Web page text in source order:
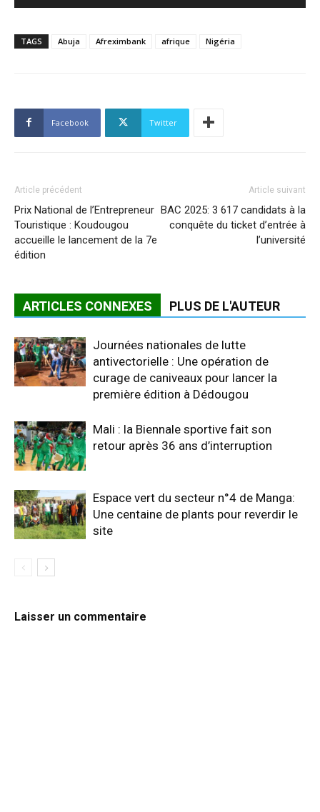
TAGS Abuja Afreximbank afrique Nigéria
Facebook Twitter
Article précédent
Prix National de l’Entrepreneur
Touristique : Koudougou
accueille le lancement de la 7e
édition
Article suivant
BAC 2025: 3 617 candidats à la
conquête du ticket d’entrée à
l’université
ARTICLES CONNEXES PLUS DE L'AUTEUR
Journées nationales de lutte
antivectorielle : Une opération de
curage de caniveaux pour lancer la
première édition à Dédougou
Mali : la Biennale sportive fait son
retour après 36 ans d’interruption
Espace vert du secteur n°4 de Manga:
Une centaine de plants pour reverdir le
site
Laisser un commentaire